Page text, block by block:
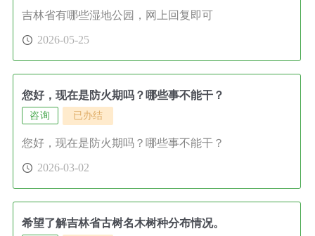
吉林省有哪些湿地公园，网上回复即可
2026-05-25
您好，现在是防火期吗？哪些事不能干？
咨询 已办结
您好，现在是防火期吗？哪些事不能干？
2026-03-02
希望了解吉林省古树名木树种分布情况。